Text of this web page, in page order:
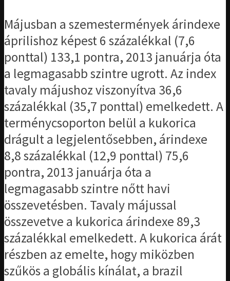
Májusban a szemestermények árindexe
áprilishoz képest 6 százalékkal (7,6
ponttal) 133,1 pontra, 2013 januárja óta
a legmagasabb szintre ugrott. Az index
tavaly májushoz viszonyítva 36,6
százalékkal (35,7 ponttal) emelkedett. A
terménycsoporton belül a kukorica
drágult a legjelentősebben, árindexe
8,8 százalékkal (12,9 ponttal) 75,6
pontra, 2013 januárja óta a
legmagasabb szintre nőtt havi
összevetésben. Tavaly májussal
összevetve a kukorica árindexe 89,3
százalékkal emelkedett. A kukorica árát
részben az emelte, hogy miközben
szűkös a globális kínálat, a brazil